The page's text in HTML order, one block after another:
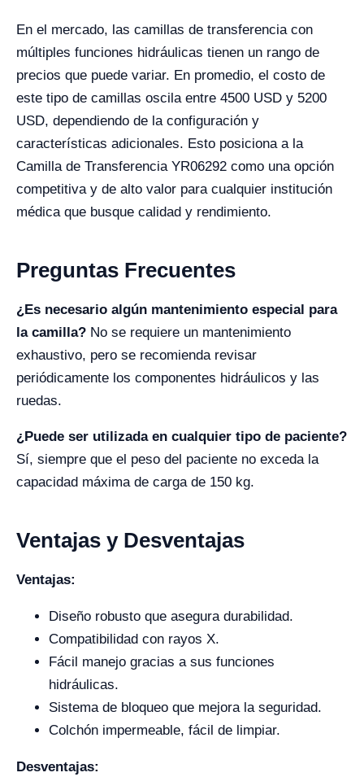
En el mercado, las camillas de transferencia con
múltiples funciones hidráulicas tienen un rango de
precios que puede variar. En promedio, el costo de
este tipo de camillas oscila entre 4500 USD y 5200
USD, dependiendo de la configuración y
características adicionales. Esto posiciona a la
Camilla de Transferencia YR06292 como una opción
competitiva y de alto valor para cualquier institución
médica que busque calidad y rendimiento.
Preguntas Frecuentes
¿Es necesario algún mantenimiento especial para
la camilla? No se requiere un mantenimiento
exhaustivo, pero se recomienda revisar
periódicamente los componentes hidráulicos y las
ruedas.
¿Puede ser utilizada en cualquier tipo de paciente?
Sí, siempre que el peso del paciente no exceda la
capacidad máxima de carga de 150 kg.
Ventajas y Desventajas
Ventajas:
Diseño robusto que asegura durabilidad.
Compatibilidad con rayos X.
Fácil manejo gracias a sus funciones
hidráulicas.
Sistema de bloqueo que mejora la seguridad.
Colchón impermeable, fácil de limpiar.
Desventajas: